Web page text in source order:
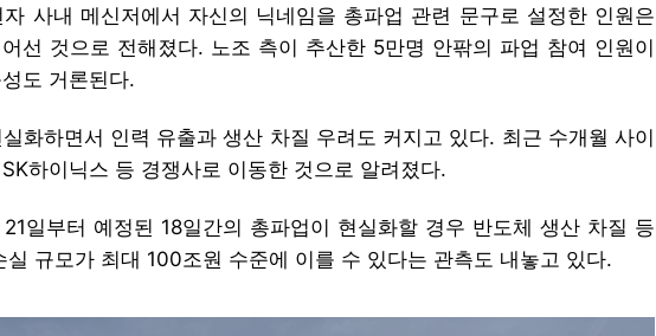
사내 메신저에서 자신의 닉네임을 총파업 관련 문구로 설정한 인원은
선 것으로 전해졌다. 노조 측이 추산한 5만명 안팎의 파업 참여 인원이
도 거론된다.
화하면서 인력 유출과 생산 차질 우려도 커지고 있다. 최근 수개월 사이
하이닉스 등 경쟁사로 이동한 것으로 알려졌다.
일부터 예정된 18일간의 총파업이 현실화할 경우 반도체 생산 차질 등
실 규모가 최대 100조원 수준에 이를 수 있다는 관측도 내놓고 있다.